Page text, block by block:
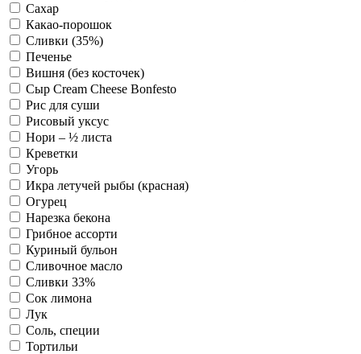
Сахар
Какао-порошок
Сливки (35%)
Печенье
Вишня (без косточек)
Сыр Cream Cheese Bonfesto
Рис для суши
Рисовый уксус
Нори – ½ листа
Креветки
Угорь
Икра летучей рыбы (красная)
Огурец
Нарезка бекона
Грибное ассорти
Куриный бульон
Сливочное масло
Сливки 33%
Сок лимона
Лук
Соль, специи
Тортильи